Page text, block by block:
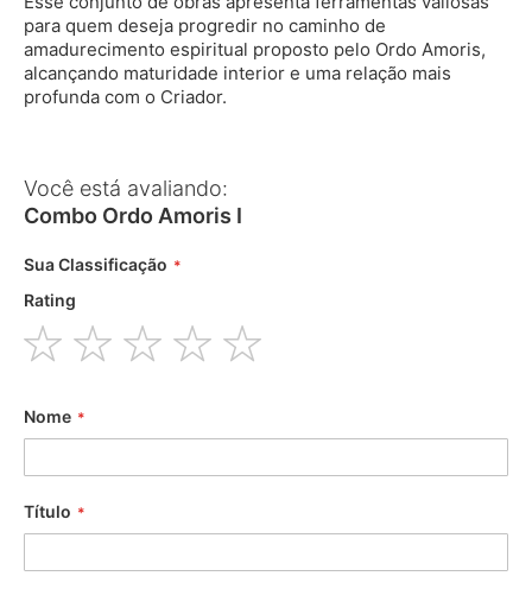
para quem deseja progredir no caminho de
amadurecimento espiritual proposto pelo Ordo Amoris,
alcançando maturidade interior e uma relação mais
profunda com o Criador.
Você está avaliando:
Combo Ordo Amoris I
Sua Classificação
Rating
Nome
Título